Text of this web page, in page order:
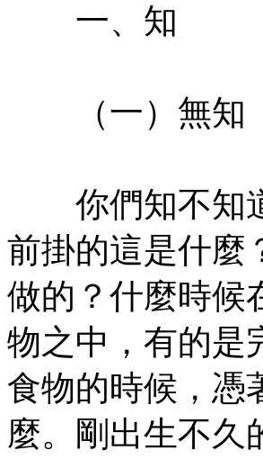
一、知
（一）無知
你們知不知道
前掛的這是什麼
做的？什麼時候
物之中，有的是
食物的時候，憑
麼。剛出生不久